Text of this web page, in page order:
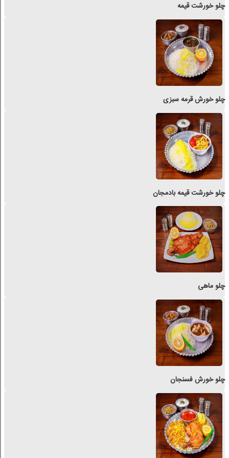
چلو خورشت قیمه
چلو خورش قرمه سبزی
چلو خورشت قیمه بادمجان
چلو ماهی
چلو خورش فسنجان